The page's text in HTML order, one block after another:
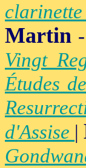
Martin -
Vingt
Études
d'Assise |